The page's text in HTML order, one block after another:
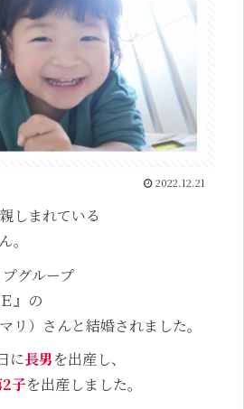
2022.12.21
しまれている
。
グループ
』の
リ）さんと結婚されました。
に長男を出産し、
子を出産しました。